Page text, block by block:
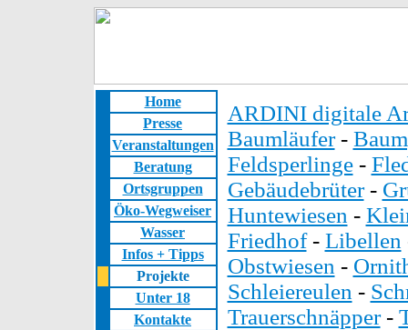
Home
Presse
Veranstaltungen
Beratung
Ortsgruppen
Öko-Wegweiser
Wasser
Infos + Tipps
Projekte
Unter 18
Kontakte
ARDINI digitale
Baumläufer-
Feldsperlinge-
Gebäudebrüter-
Huntewiesen -
Friedhof- Libellen
Obstwiesen -
Schleiereulen -
Trauerschnäpper-